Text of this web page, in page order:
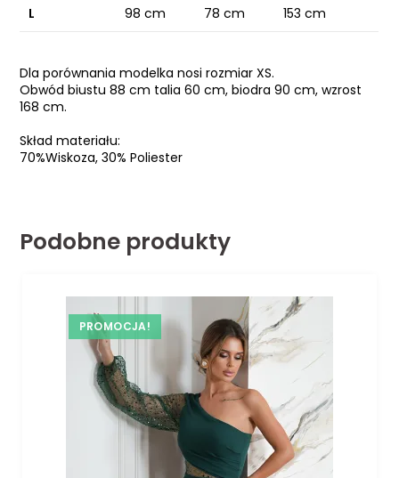
L
98 cm 78 cm 153 cm
Dla porównania modelka nosi rozmiar XS.
Obwód biustu 88 cm talia 60 cm, biodra 90 cm, wzrost
168 cm.
Skład materiału:
70%Wiskoza, 30% Poliester
Podobne produkty
PROMOCJA!